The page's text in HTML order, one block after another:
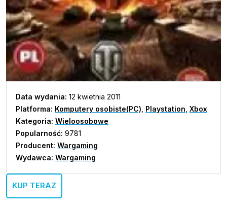
Data wydania: 12 kwietnia 2011
Platforma: Komputery osobiste(PC) Playstation Xbox
Kategoria: Wieloosobowe
Popularność: 9781
Producent: Wargaming
Wydawca: Wargaming
KUP TERAZ